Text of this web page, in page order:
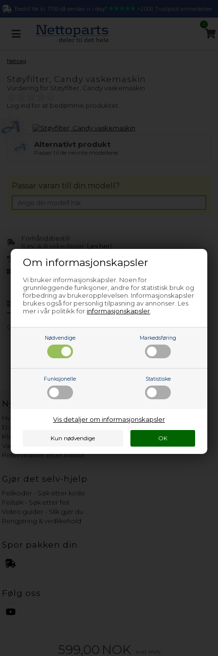
Om informasjonskapsler
Vi bruker informasjonskapsler. Noen for
grunnleggende funksjoner, andre for statistisk bruk og
forbedring av brukeropplevelsen. Informasjonskapsler
brukes også for personlig tilpasning av annonser. Les
mer i vår politikk for informasjonskapsler
Nødvendige Markedsføring
Funksjonelle Statistiske
Vis detaljer om informasjonskapsler
Bestill før kl. 17.00 så sender vi i dag* >2.000 Trustpilot anmeldelser
0
Netsag
Støyfilter, Candy vaskemaskin
Vurdering for Støyfilter, Candy vaskemaskin
Log ind for at bedømme produktet
Alternativt produkt
Passer til de nevnte modellene.
Produktinfo Spørsmål om varen?
CS1692D3-S
599,00 NOK (inkl. MVA)
Forhåndsbestill
(Lev. 4-6 virkedager. Les her)
30 dagers returrett
Passar varan till din modell?
Nyttige lenker
Hvor gammelt er apparatet mitt?
Er det verdt å reparere?
Klage på bassengrobot
Vannets hardhetsgrad
Reservedeler etter merke
Gjør det selv-hjelp
Feilkoder - Søk etter kode
Feilsøk - Søk etter feil
Video guider - Slik gjør du
Rengjøring & vedlikehold
Spor pakken din
Følg oss